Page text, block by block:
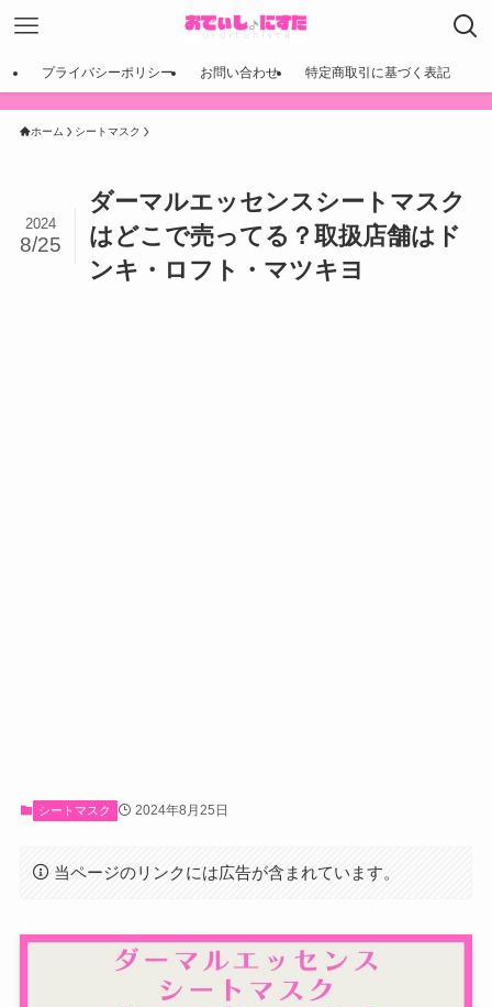
プライバシーポリシー お問い合わせ 特定商取引に基づく表記
ホーム シートマスク
ダーマルエッセンスシートマスク
はどこで売ってる？取扱店舗はド
ンキ・ロフト・マツキヨ
2024
8/25
シートマスク 2024年8月25日
当ページのリンクには広告が含まれています。